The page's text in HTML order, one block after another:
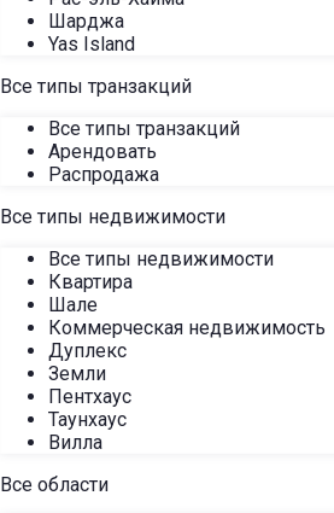
Шарджа
Yas Island
Все типы транзакций
Все типы транзакций
Арендовать
Распродажа
Все типы недвижимости
Все типы недвижимости
Квартира
Шале
Коммерческая недвижимость
Дуплекс
Земли
Пентхаус
Таунхаус
Вилла
Все области